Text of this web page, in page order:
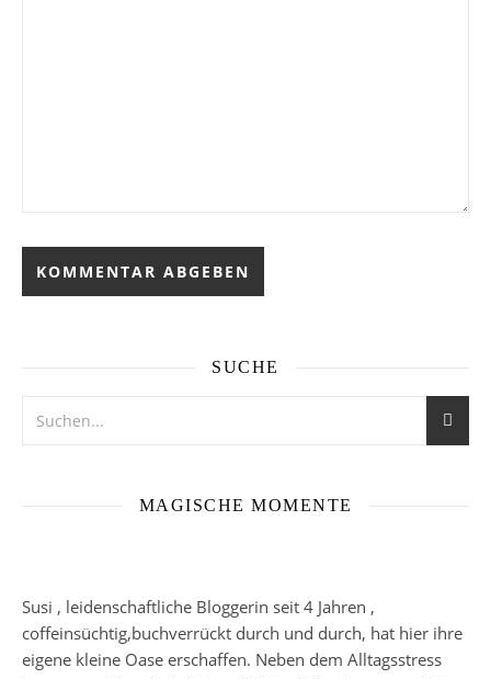
SUCHE
MAGISCHE MOMENTE
Susi , leidenschaftliche Bloggerin seit 4 Jahren ,
coffeinsüchtig,buchverrückt durch und durch, hat hier ihre
eigene kleine Oase erschaffen. Neben dem Alltagsstress